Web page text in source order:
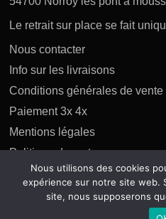
Le retrait sur place se fait
Nous contacter
Info sur les livraisons
Conditions générales de vente
Paiement 3x 4x
Mentions légales
Politique des retours
Politique de confidentialité
Nous utilisons des cookies
expérience sur notre site web.
site, nous supposerons